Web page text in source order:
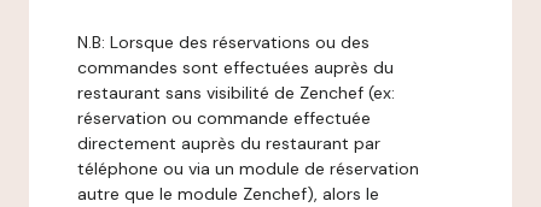
N.B: Lorsque des réservations ou des
commandes sont effectuées auprès du
restaurant sans visibilité de Zenchef (ex:
réservation ou commande effectuée
directement auprès du restaurant par
téléphone ou via un module de réservation
autre que le module Zenchef), alors le